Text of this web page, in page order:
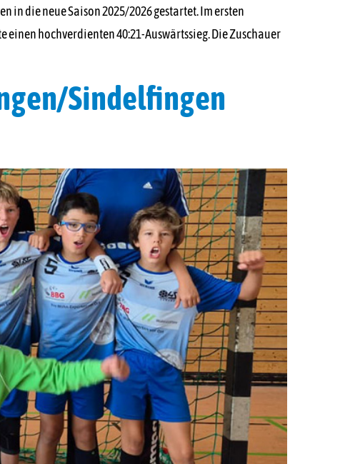
in die neue Saison 2025/2026 gestartet. Im ersten
hochverdienten 40:21-Auswärtssieg. Die Zuschauer
Sindelfingen